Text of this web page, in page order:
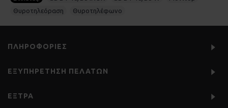
Θυροτηλεόραση
Θυροτηλέφωνο
ΠΛΗΡΟΦΟΡΊΕΣ
ΕΞΥΠΗΡΈΤΗΣΗ ΠΕΛΑΤΏΝ
ΕΞΤΡΑ